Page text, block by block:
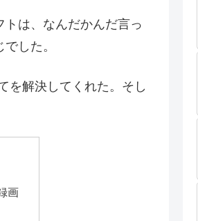
は、なんだかんだ言っ
した。
を解決してくれた。そし
画